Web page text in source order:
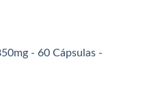
- 60 Cápsulas -